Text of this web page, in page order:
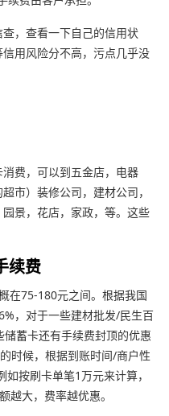
，查看一下自己的信用状
用风险分不高，污点几乎没
费，可以到五金店，电器
市）装修公司，建材公司，
景，花店，家政，等。这些
续费
在75-180元之间。根据我国
，对于一些建材批发/民生百
蓄卡还有手续费封顶的优惠
时候，根据到账时间/商户性
按刷卡单笔1万元来计算，
越大，费率越优惠。